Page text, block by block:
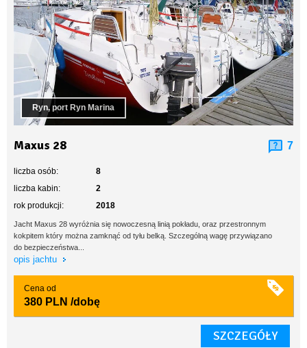
Ryn, port Ryn Marina
Maxus 28 7
liczba osób:
8
liczba kabin:
2
rok produkcji:
2018
Jacht Maxus 28 wyróżnia się nowoczesną linią pokładu, oraz przestronnym
kokpitem który można zamknąć od tyłu belką. Szczególną wagę przywiązano
do bezpieczeństwa...
opis jachtu
Cena od
380 PLN /dobę
SZCZEGÓŁY